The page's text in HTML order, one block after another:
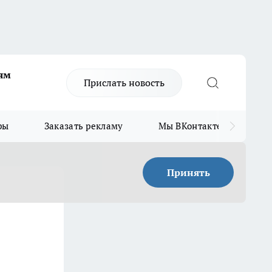
Прислать новость
Заказать рекламу Мы ВКонтакте
Принять